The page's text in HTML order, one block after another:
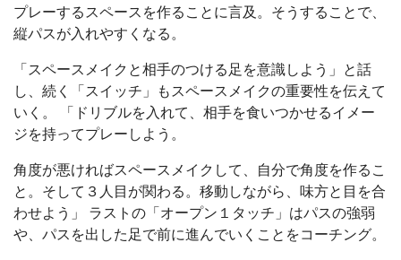
プレーするスペースを作ることに言及。そうすることで、
縦パスが入れやすくなる。
「スペースメイクと相手のつける足を意識しよう」と話
し、続く「スイッチ」もスペースメイクの重要性を伝えて
いく。 「ドリブルを入れて、相手を食いつかせるイメー
ジを持ってプレーしよう。
角度が悪ければスペースメイクして、自分で角度を作るこ
と。そして３人目が関わる。移動しながら、味方と目を合
わせよう」 ラストの「オープン１タッチ」はパスの強弱
や、パスを出した足で前に進んでいくことをコーチング。